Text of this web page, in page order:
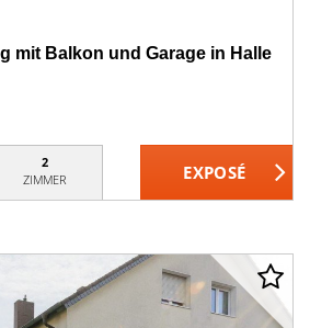
mit Balkon und Garage in Halle
2
ZIMMER